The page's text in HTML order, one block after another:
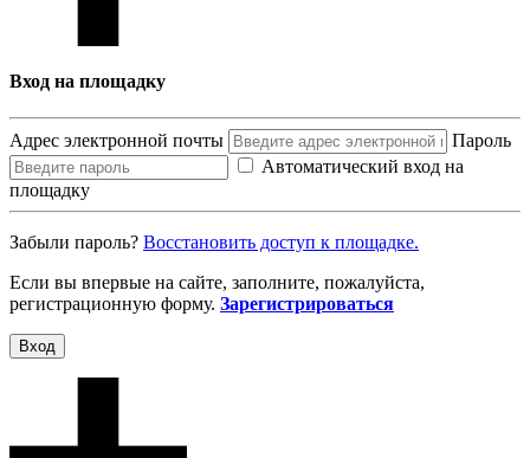
Вход на площадку
Адрес электронной почты
Пароль
Автоматический вход на
площадку
Забыли пароль? Восcтановить доступ к площадке.
Если вы впервые на сайте, заполните, пожалуйста,
регистрационную форму. Зарегистрироваться
Вход